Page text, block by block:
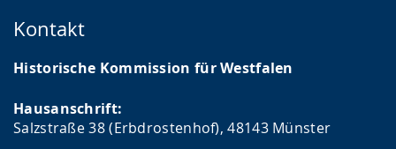
Kontakt
Historische Kommission für Westfalen
Hausanschrift:
Salzstraße 38 (Erbdrostenhof), 48143 Münster